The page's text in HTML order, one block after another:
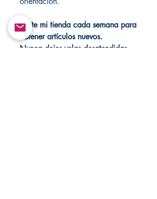
Visite mi tienda cada semana para
obtener artículos nuevos.
Nunca dejes velas desatendidas.